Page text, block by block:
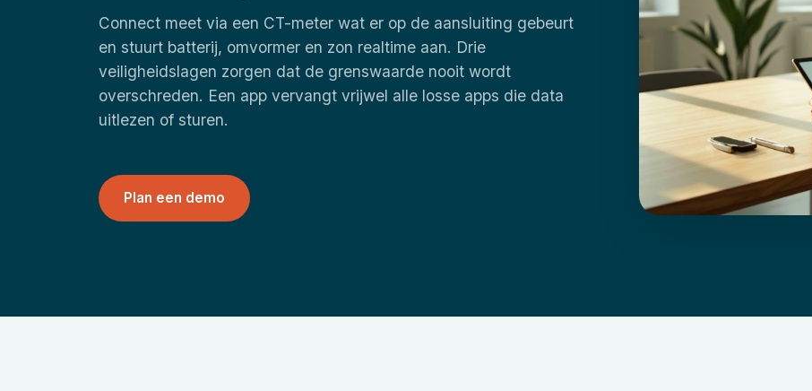
Connect meet via een CT-meter wat er op de aansluiting gebeurt
en stuurt batterij, omvormer en zon realtime aan. Drie
veiligheidslagen zorgen dat de grenswaarde nooit wordt
overschreden. Een app vervangt vrijwel alle losse apps die data
uitlezen of sturen.
Plan een demo